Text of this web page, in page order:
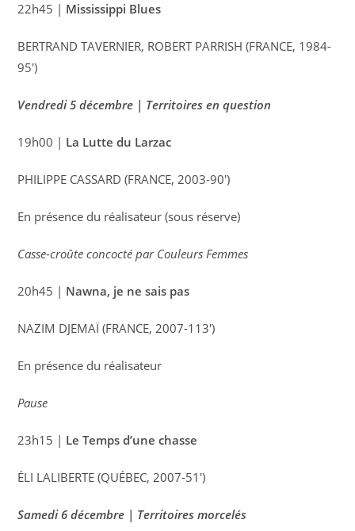
22h45 | Mississippi Blues
BERTRAND TAVERNIER, ROBERT PARRISH (FRANCE, 1984-
95′)
Vendredi 5 décembre | Territoires en question
19h00 | La Lutte du Larzac
PHILIPPE CASSARD (FRANCE, 2003-90′)
En présence du réalisateur (sous réserve)
Casse-croûte concocté par Couleurs Femmes
20h45 | Nawna, je ne sais pas
NAZIM DJEMAÏ (FRANCE, 2007-113′)
En présence du réalisateur
Pause
23h15 | Le Temps d’une chasse
ÉLI LALIBERTE (QUÉBEC, 2007-51′)
Samedi 6 décembre | Territoires morcelés